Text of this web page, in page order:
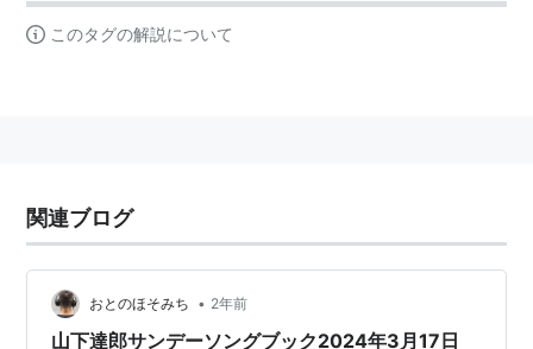
このタグの解説について
関連ブログ
おとのほそみち • 2年前
山下達郎サンデーソングブック2024年3月17日